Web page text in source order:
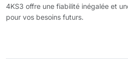
4KS3 offre une fiabilité inégalée et
pour vos besoins futurs.